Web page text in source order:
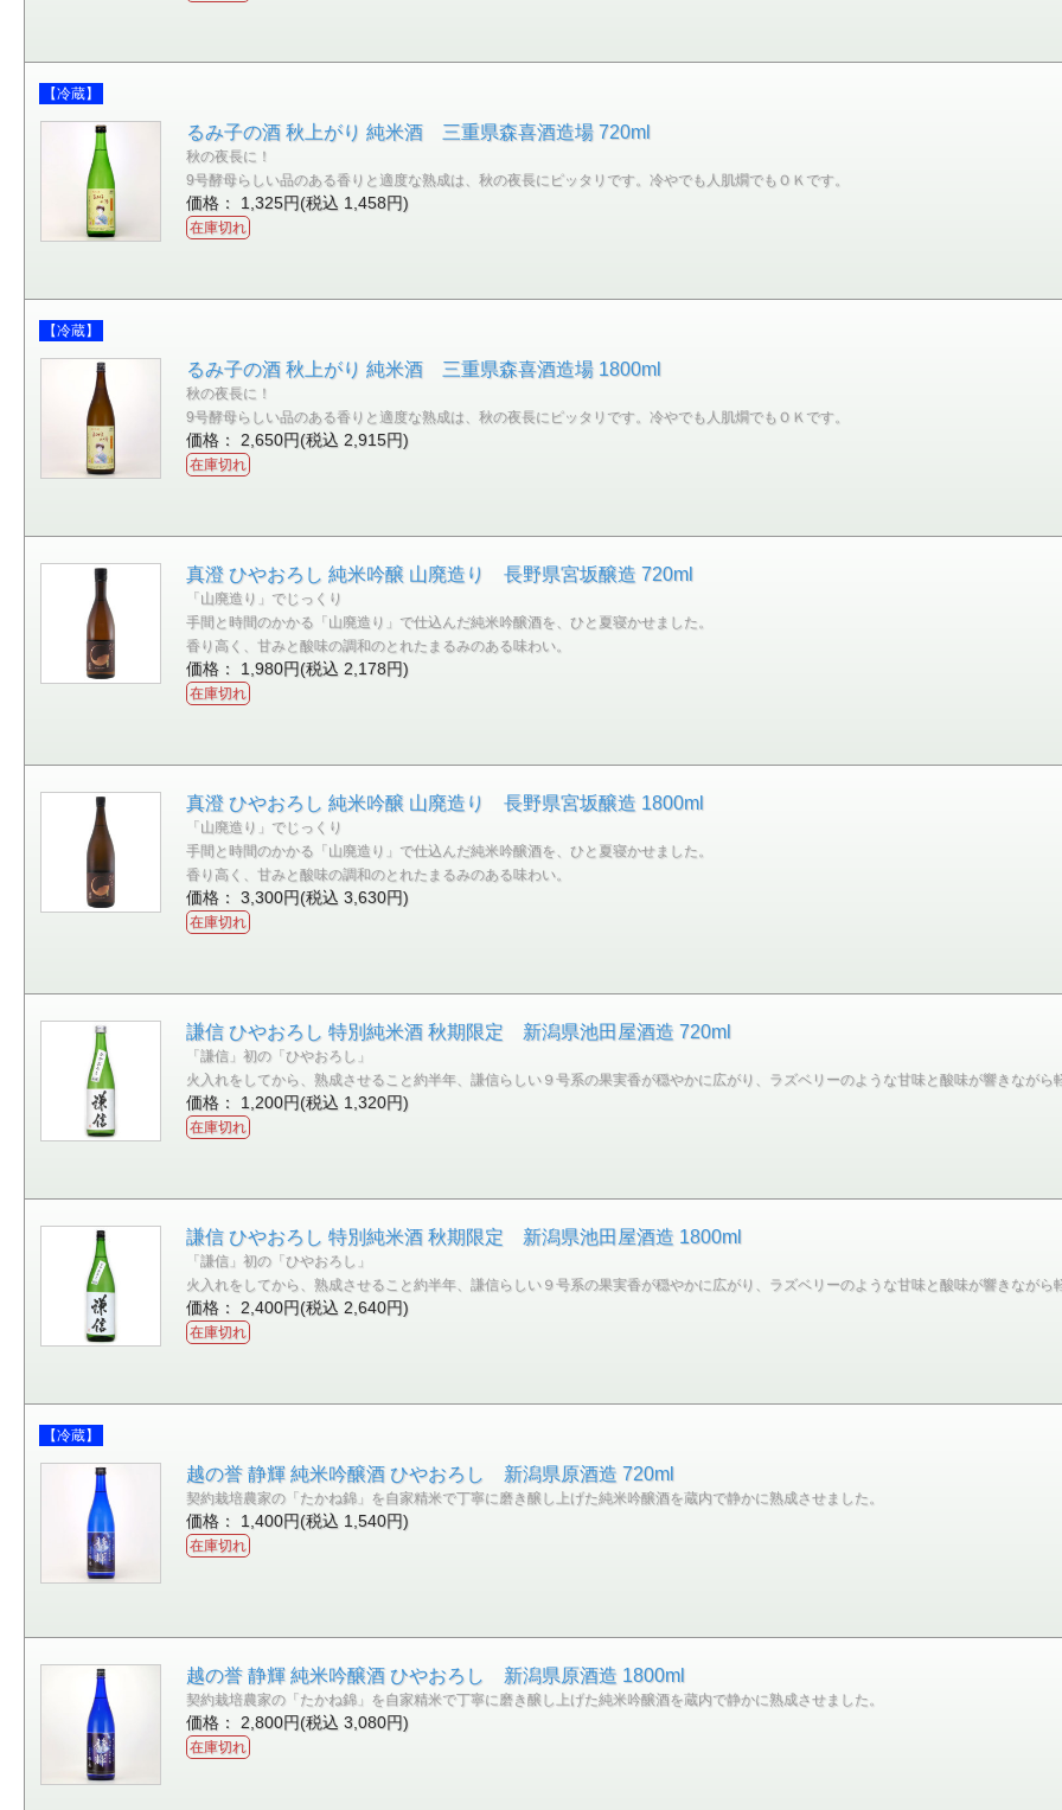
【冷蔵】
るみ子の酒 秋上がり 純米酒 三重県森喜酒造場 720ml
秋の夜長に！
9号酵母らしい品のある香りと適度な熟成は、秋の夜長にピッタリです。冷やでも人肌燗でもＯＫです。
価格： 1,325円(税込 1,458円)
在庫切れ
【冷蔵】
るみ子の酒 秋上がり 純米酒 三重県森喜酒造場 1800ml
秋の夜長に！
9号酵母らしい品のある香りと適度な熟成は、秋の夜長にピッタリです。冷やでも人肌燗でもＯＫです。
価格： 2,650円(税込 2,915円)
在庫切れ
真澄 ひやおろし 純米吟醸 山廃造り 長野県宮坂醸造 720ml
「山廃造り」でじっくり
手間と時間のかかる「山廃造り」で仕込んだ純米吟醸酒を、ひと夏寝かせました。
香り高く、甘みと酸味の調和のとれたまるみのある味わい。
価格： 1,980円(税込 2,178円)
在庫切れ
真澄 ひやおろし 純米吟醸 山廃造り 長野県宮坂醸造 1800ml
「山廃造り」でじっくり
手間と時間のかかる「山廃造り」で仕込んだ純米吟醸酒を、ひと夏寝かせました。
香り高く、甘みと酸味の調和のとれたまるみのある味わい。
価格： 3,300円(税込 3,630円)
在庫切れ
謙信 ひやおろし 特別純米酒 秋期限定 新潟県池田屋酒造 720ml
「謙信」初の「ひやおろし」
火入れをしてから、熟成させること約半年、謙信らしい９号系の果実香が穏やかに広がり、ラズベリーのような甘味と酸味が響きながら
価格： 1,200円(税込 1,320円)
在庫切れ
謙信 ひやおろし 特別純米酒 秋期限定 新潟県池田屋酒造 1800ml
「謙信」初の「ひやおろし」
火入れをしてから、熟成させること約半年、謙信らしい９号系の果実香が穏やかに広がり、ラズベリーのような甘味と酸味が響きながら
価格： 2,400円(税込 2,640円)
在庫切れ
【冷蔵】
越の誉 静輝 純米吟醸酒 ひやおろし 新潟県原酒造 720ml
契約栽培農家の「たかね錦」を自家精米で丁寧に磨き醸し上げた純米吟醸酒を蔵内で静かに熟成させました。
価格： 1,400円(税込 1,540円)
在庫切れ
越の誉 静輝 純米吟醸酒 ひやおろし 新潟県原酒造 1800ml
契約栽培農家の「たかね錦」を自家精米で丁寧に磨き醸し上げた純米吟醸酒を蔵内で静かに熟成させました。
価格： 2,800円(税込 3,080円)
在庫切れ